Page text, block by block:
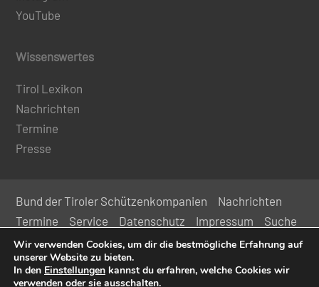
YouTube
Wissenswertes
Tirol Lexikon
Nachrichten
Termine
Presse
Bund der Tiroler Schützenkompanien
Nachrichten
Termine
Service Datenschutz Impressum
Suche
Kontakt
© 2024 Bund der Tiroler Schützenkompanien
Wir verwenden Cookies, um dir die bestmögliche Erfahrung auf
unserer Website zu bieten.
In den Einstellungen kannst du erfahren, welche Cookies wir
verwenden oder sie ausschalten.